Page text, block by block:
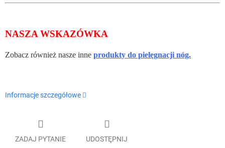
NASZA WSKAZÓWKA
Zobacz również nasze inne produkty do pielęgnacji nóg.
Informacje szczegółowe
ZADAJ PYTANIE UDOSTĘPNIJ